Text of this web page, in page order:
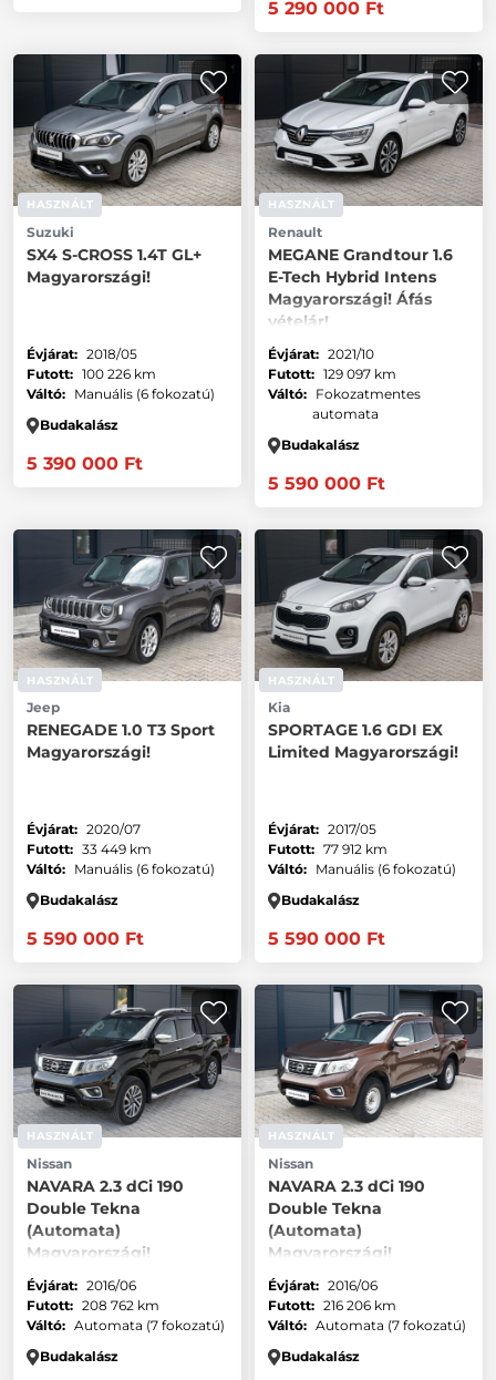
5 290 000 Ft
HASZNÁLT
Suzuki
SX4 S-CROSS 1.4T GL+
Magyarországi!
Évjárat: 2018/05
Futott: 100 226 km
Váltó: Manuális (6 fokozatú)
Budakalász
5 390 000 Ft
HASZNÁLT
Renault
MEGANE Grandtour 1.6
E-Tech Hybrid Intens
Magyarországi! Áfás
vételár!
Évjárat: 2021/10
Futott: 129 097 km
Váltó: Fokozatmentes
automata
Budakalász
5 590 000 Ft
HASZNÁLT
Jeep
RENEGADE 1.0 T3 Sport
Magyarországi!
Évjárat: 2020/07
Futott: 33 449 km
Váltó: Manuális (6 fokozatú)
Budakalász
5 590 000 Ft
HASZNÁLT
Kia
SPORTAGE 1.6 GDI EX
Limited Magyarországi!
Évjárat: 2017/05
Futott: 77 912 km
Váltó: Manuális (6 fokozatú)
Budakalász
5 590 000 Ft
HASZNÁLT
Nissan
NAVARA 2.3 dCi 190
Double Tekna
(Automata)
Magyarországi!
Évjárat: 2016/06
Futott: 208 762 km
Váltó: Automata (7 fokozatú)
Budakalász
HASZNÁLT
Nissan
NAVARA 2.3 dCi 190
Double Tekna
(Automata)
Magyarországi!
Évjárat: 2016/06
Futott: 216 206 km
Váltó: Automata (7 fokozatú)
Budakalász